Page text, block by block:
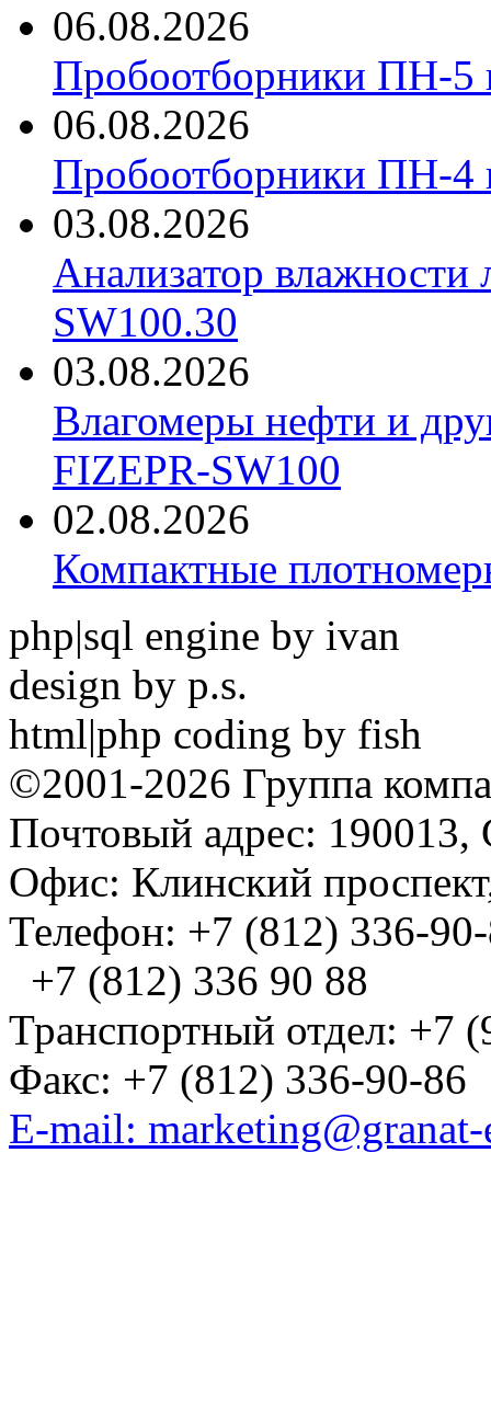
06.08.2026
Пробоотборники ПН-
06.08.2026
Пробоотборники ПН-
03.08.2026
Анализатор
SW100.30
03.08.2026
Влагомеры нефти и
FIZEPR-SW100
02.08.2026
Компактные
php|sql engine by ivan
design by p.s.
html|php coding by fish
©2001-2026 Группа
Почтовый адрес: 190013,
Офис: Клинский
Телефон: +7 (812) 336-
+7 (812) 336 90 88
Транспортный отдел: +7
Факс: +7 (812) 336-90-86
E-mail: